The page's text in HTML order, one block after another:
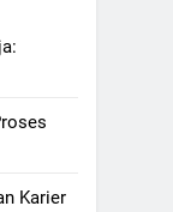
Karier